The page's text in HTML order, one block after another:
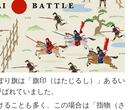
り旗は「旗印（はたじるし）」あるい
れていました。
ことも多く、この場合は「指物（さ